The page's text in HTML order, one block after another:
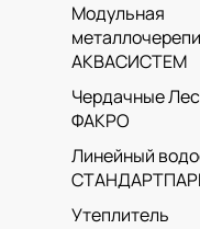
Модульная
АКВАСИСТЕМ
Чердачные
ФАКРО
Линейный
Утеплитель